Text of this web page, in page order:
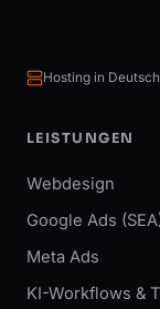
Hosting in
LEISTUNGEN
Webdesign
Google Ads
Meta Ads
KI-Workflows &